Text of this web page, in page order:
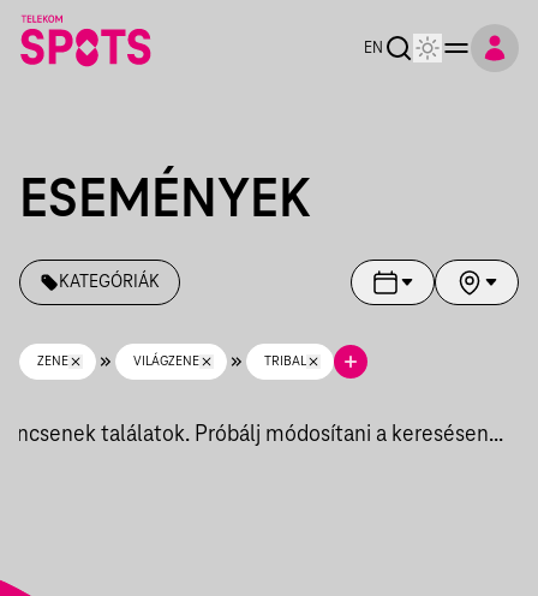
EN
ESEMÉNYEK
KATEGÓRIÁK
ZENE VILÁGZENE TRIBAL
találatok. Próbálj módosítani a keresésen...
Telekom Spots